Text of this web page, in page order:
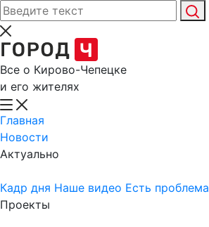
Все о Кирово-Чепецке
и его жителях
Главная
Новости
Актуально
Кадр дня Наше видео Есть проблема
Проекты